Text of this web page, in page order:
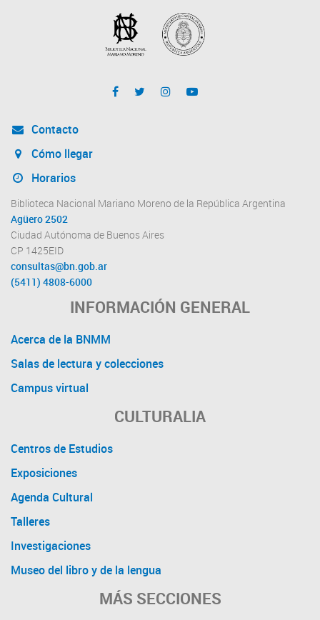
Contacto
Cómo llegar
Horarios
Biblioteca Nacional Mariano Moreno de la República Argentina
Agüero 2502
Ciudad Autónoma de Buenos Aires
CP 1425EID
consultas@bn.gob.ar
(5411) 4808-6000
INFORMACIÓN GENERAL
Acerca de la BNMM
Salas de lectura y colecciones
Campus virtual
CULTURALIA
Centros de Estudios
Exposiciones
Agenda Cultural
Talleres
Investigaciones
Museo del libro y de la lengua
MÁS SECCIONES